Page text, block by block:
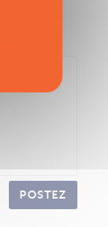
POSTEZ